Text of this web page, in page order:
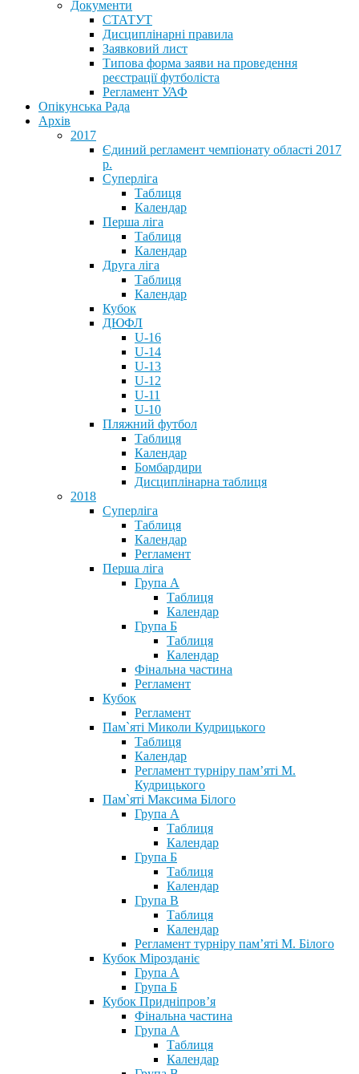
Документи
СТАТУТ
Дисциплінарні правила
Заявковий лист
Типова форма заяви на проведення
реєстрації футболіста
Регламент УАФ
Опікунська Рада
Архів
2017
Єдиний регламент чемпіонату області 2017
р.
Суперліга
Таблиця
Календар
Перша ліга
Таблиця
Календар
Друга ліга
Таблиця
Календар
Кубок
ДЮФЛ
U-16
U-14
U-13
U-12
U-11
U-10
Пляжний футбол
Таблиця
Календар
Бомбардири
Дисциплінарна таблиця
2018
Суперліга
Таблиця
Календар
Регламент
Перша ліга
Група А
Таблиця
Календар
Група Б
Таблиця
Календар
Фінальна частина
Регламент
Кубок
Регламент
Пам`яті Миколи Кудрицького
Таблиця
Календар
Регламент турніру пам’яті М.
Кудрицького
Пам`яті Максима Білого
Група А
Таблиця
Календар
Група Б
Таблиця
Календар
Група В
Таблиця
Календар
Регламент турніру пам’яті М. Білого
Кубок Мірозданіє
Група А
Група Б
Кубок Придніпров’я
Фінальна частина
Група А
Таблиця
Календар